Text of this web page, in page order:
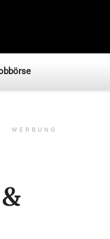
WERBUNG